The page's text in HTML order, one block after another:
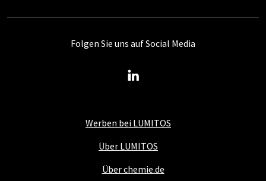
Werben bei LUMITOS
Über LUMITOS
Über chemie.de
Folgen Sie uns auf Social Media